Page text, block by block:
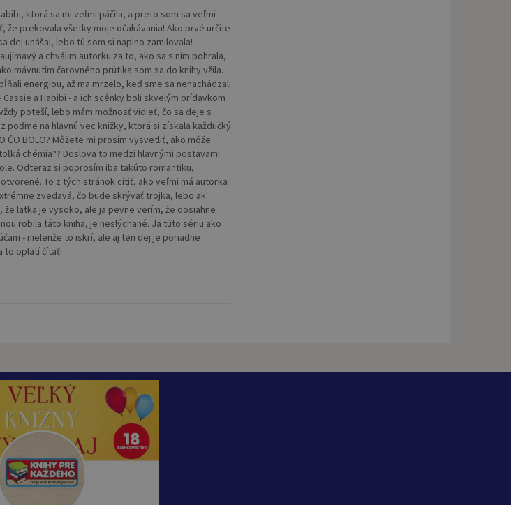
ktorá sa mi veľmi páčila, a preto som sa veľmi
že prekovala všetky moje očakávania! Ako prvé určite
dej unášal, lebo tú som si naplno zamilovala!
a chválim autorku za to, ako sa s ním pohrala,
mávnutím čarovného prútika som sa do knihy vžila.
energiou, až ma mrzelo, keď sme sa nenachádzali
a Habibi - a ich scénky boli skvelým prídavkom
poteší, lebo mám možnosť vidieť, čo sa deje s
poďme na hlavnú vec knižky, ktorá si získala každučký
ČO BOLO? Môžete mi prosím vysvetliť, ako môže
chémia?? Doslova to medzi hlavnými postavami
Odteraz si poprosím iba takúto romantiku,
To z tých stránok cítiť, ako veľmi má autorka
zvedavá, čo bude skrývať trojka, lebo ak
latka je vysoko, ale ja pevne verím, že dosiahne
robila táto kniha, je neslýchané. Ja túto sériu ako
- nielenže to iskrí, ale aj ten dej je poriadne
to oplatí čítať!